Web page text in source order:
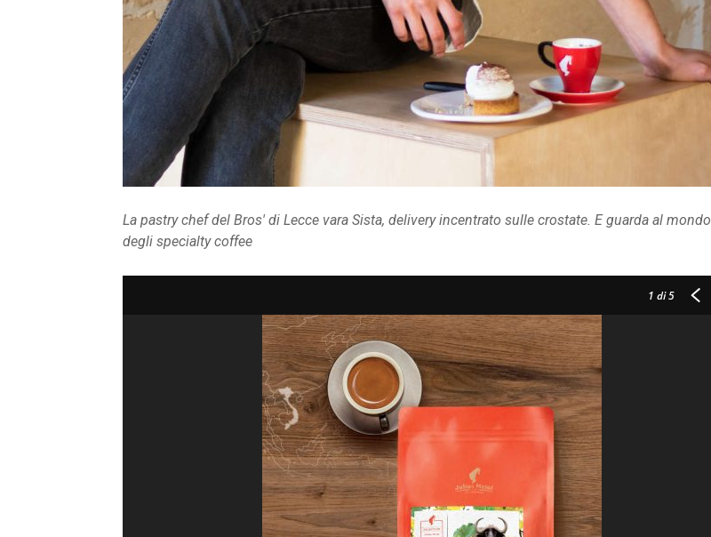
La pastry chef del Bros' di Lecce vara Sista, delivery incentrato sulle crostate. E guarda al mondo
degli specialty coffee
1 di 5